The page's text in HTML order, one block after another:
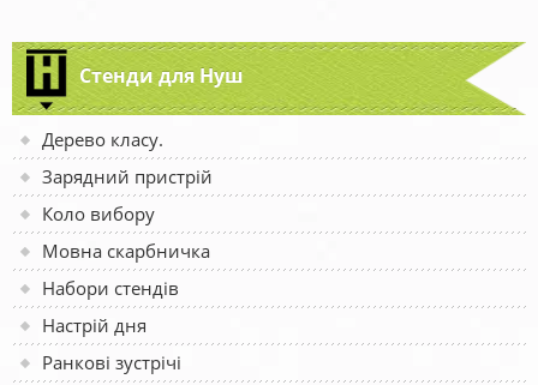
Стенди для Нуш
Дерево класу.
Зарядний пристрій
Коло вибору
Мовна скарбничка
Набори стендів
Настрій дня
Ранкові зустрічі